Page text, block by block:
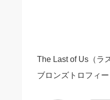
The Last of Us（ラ
ブロンズトロフィ